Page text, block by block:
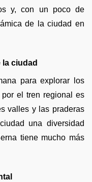
y, con un poco de
de la ciudad en
ciudad
para explorar los
por el tren regional es
valles y las praderas
una diversidad
tiene mucho más